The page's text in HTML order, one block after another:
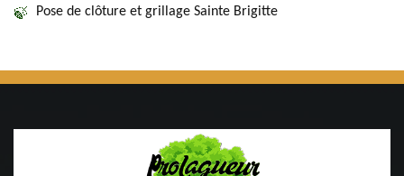
Pose de clôture et grillage Sainte Brigitte